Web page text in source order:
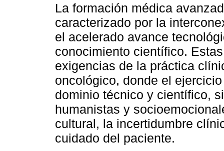
La formación médica
caracterizado por la
el acelerado avance
conocimiento científico.
exigencias de la práctica
oncológico, donde el
dominio técnico y científico,
humanistas y
cultural, la incertidumbre
cuidado del paciente.